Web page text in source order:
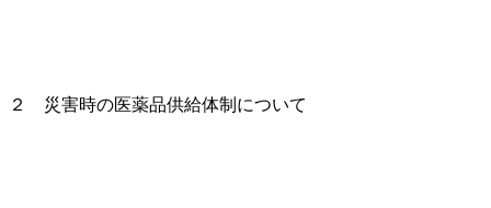
２ 災害時の医薬品供給体制について